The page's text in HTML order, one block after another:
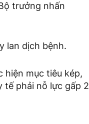
trưởng nhấn
lan dịch bệnh.
hiện mục tiêu kép,
tế phải nỗ lực gấp 2